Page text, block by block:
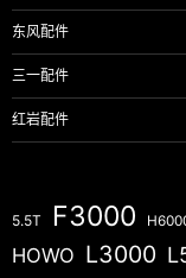
东风配件
三一配件
红岩配件
5.5T F3000
HOWO L3000